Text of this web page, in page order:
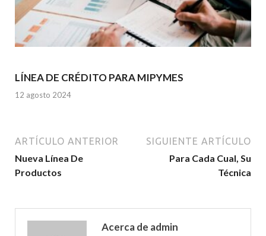
LÍNEA DE CRÉDITO PARA MIPYMES
12 agosto 2024
ARTÍCULO ANTERIOR
Nueva Línea De
Productos
SIGUIENTE ARTÍCULO
Para Cada Cual, Su
Técnica
Acerca de admin